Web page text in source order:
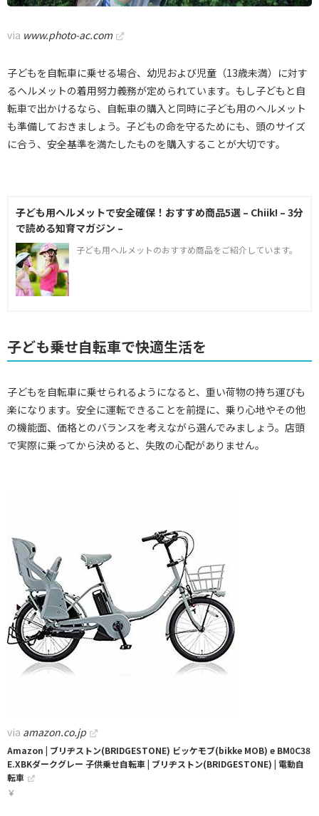
via www.photo-ac.com
子どもを自転車に乗せる場合、幼児および児童（13歳未満）に対す
るヘルメットの着用努力義務が定められています。もし子どもと自
転車で出かけるなら、自転車の購入と同時に子ども用のヘルメット
も準備しておきましょう。子どもの命を守るためにも、頭のサイズ
に合う、安全基準を満たしたものを購入することが大切です。
子ども用ヘルメットで安全確保！おすすめ商品5選 – Chiik! – 3分
で読める知育マガジン –
子ども用ヘルメットのおすすめ商品をご紹介しています。
子ども乗せ自転車で快適生活を
子どもを自転車に乗せられるようになると、重い荷物の持ち運びも
楽になります。安全に運転できることを前提に、乗り心地やその他
の機能面、価格とのバランスを考えながら選んでみましょう。店頭
で実際に乗ってから決めると、失敗の心配がありません。
via amazon.co.jp
Amazon | ブリヂストン(BRIDGESTONE) ビッケモブ(bikke MOB) e BM0C38
E.XBKダークグレー 子供乗せ自転車 | ブリヂストン(BRIDGESTONE) | 電動自
転車
￥